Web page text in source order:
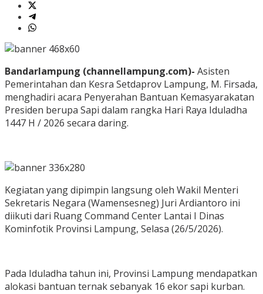
Bandarlampung (channellampung.com)- Asisten
Pemerintahan dan Kesra Setdaprov Lampung, M. Firsada,
menghadiri acara Penyerahan Bantuan Kemasyarakatan
Presiden berupa Sapi dalam rangka Hari Raya Iduladha
1447 H / 2026 secara daring.
Kegiatan yang dipimpin langsung oleh Wakil Menteri
Sekretaris Negara (Wamensesneg) Juri Ardiantoro ini
diikuti dari Ruang Command Center Lantai I Dinas
Kominfotik Provinsi Lampung, Selasa (26/5/2026).
​Pada Iduladha tahun ini, Provinsi Lampung mendapatkan
alokasi bantuan ternak sebanyak 16 ekor sapi kurban.